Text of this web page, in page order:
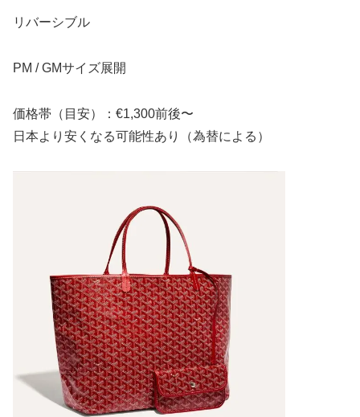
リバーシブル
PM / GMサイズ展開
価格帯（目安）：€1,300前後〜
日本より安くなる可能性あり（為替による）